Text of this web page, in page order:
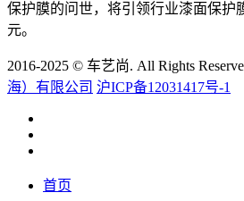
保护膜的问世，将引领行业漆面保护
元。
2016-2025 © 车艺尚. All Rights
海）有限公司 沪ICP备12031417号-1
首页